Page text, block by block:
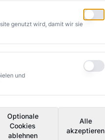
genutzt wird, damit wir sie
und
Optionale
Cookies
ablehnen
Alle
akzeptieren